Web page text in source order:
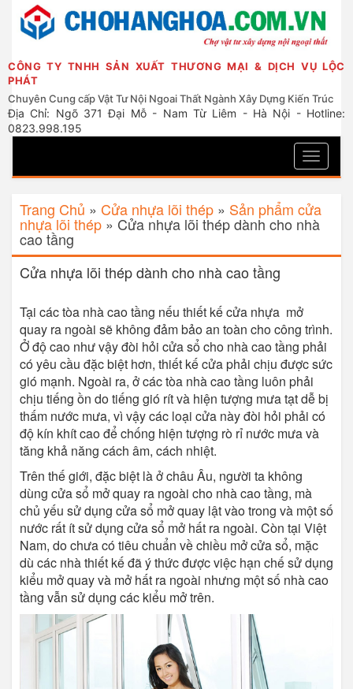
CÔNG TY TNHH SẢN XUẤT THƯƠNG MẠI & DỊCH VỤ LỘC
PHÁT
Chuyên Cung cấp Vật Tư Nội Ngoai Thất Ngành Xây Dựng Kiến Trúc
Địa Chỉ: Ngõ 371 Đại Mỗ - Nam Từ Liêm - Hà Nội - Hotline:
0823.998.195
Toggle
Trang Chủ » Cửa nhựa lõi thép » Sản phẩm cửa
nhựa lõi thép » Cửa nhựa lõi thép dành cho nhà
cao tầng
Cửa nhựa lõi thép dành cho nhà cao tầng
Tại các tòa nhà cao tầng nếu thiết kế cửa nhựa mở
quay ra ngoài sẽ không đảm bảo an toàn cho công trình.
Ở độ cao như vậy đòi hỏi cửa sổ cho nhà cao tầng phải
có yêu cầu đặc biệt hơn, thiết kế cửa phải chịu được sức
gió mạnh. Ngoài ra, ở các tòa nhà cao tầng luôn phải
chịu tiếng ồn do tiếng gió rít và hiện tượng mưa tạt dễ bị
thấm nước mưa, vì vậy các loại cửa này đòi hỏi phải có
độ kín khít cao để chống hiện tượng rò rỉ nước mưa và
tăng khả năng cách âm, cách nhiệt.
Trên thế giới, đặc biệt là ở châu Âu, người ta không
dùng cửa sổ mở quay ra ngoài cho nhà cao tầng, mà
chủ yếu sử dụng cửa sổ mở quay lật vào trong và một số
nước rất ít sử dụng cửa sổ mở hất ra ngoài. Còn tại Việt
Nam, do chưa có tiêu chuẩn về chiều mở cửa sổ, mặc
dù các nhà thiết kế đã ý thức được việc hạn chế sử dụng
kiểu mở quay và mở hất ra ngoài nhưng một số nhà cao
tầng vẫn sử dụng các kiểu mở trên.